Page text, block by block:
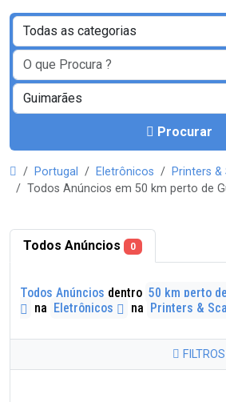
Procurar
Portugal Eletrônicos
Printers &
Todos Anúncios em 50 km perto de
Todos Anúncios 0
Todos Anúncios dentro 50 km perto
na Eletrônicos na Printers &
FILTROS